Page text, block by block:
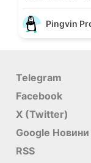
Pingvin
Telegram
Facebook
X (Twitter)
Google Новини
RSS